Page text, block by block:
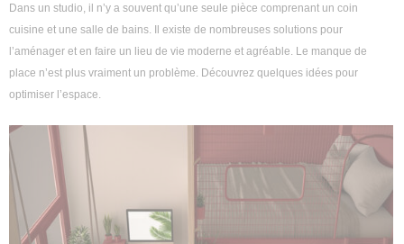
Jardin
Dans un studio, il n’y a souvent qu’une seule pièce comprenant un coin
cuisine et une salle de bains. Il existe de nombreuses solutions pour
l’aménager et en faire un lieu de vie moderne et agréable. Le manque de
place n’est plus vraiment un problème. Découvrez quelques idées pour
optimiser l’espace.